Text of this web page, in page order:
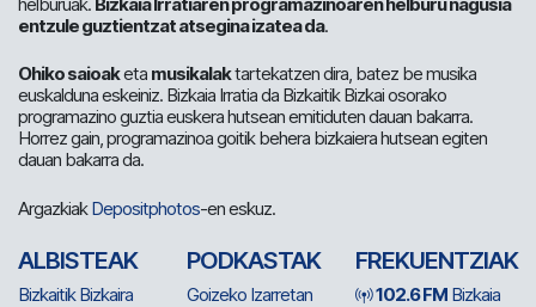
entzule guztientzat atsegina izatea da.
Ohiko saioaketa musikalaktartekatzen dira, batez be musika
euskalduna eskeiniz. Bizkaia Irratia da Bizkaitik Bizkai osorako
programazino guztia euskera hutsean emitiduten dauan bakarra.
Horrez gain, programazinoa goitik behera bizkaiera hutsean egiten
dauan bakarra da.
ArgazkiakDepositphotos-en eskuz.
ALBISTEAK
Bizkaitik Bizkaira
PODKASTAK
Goizeko Izarretan
FREKUENTZIAK
102.6 FM Bizkaia